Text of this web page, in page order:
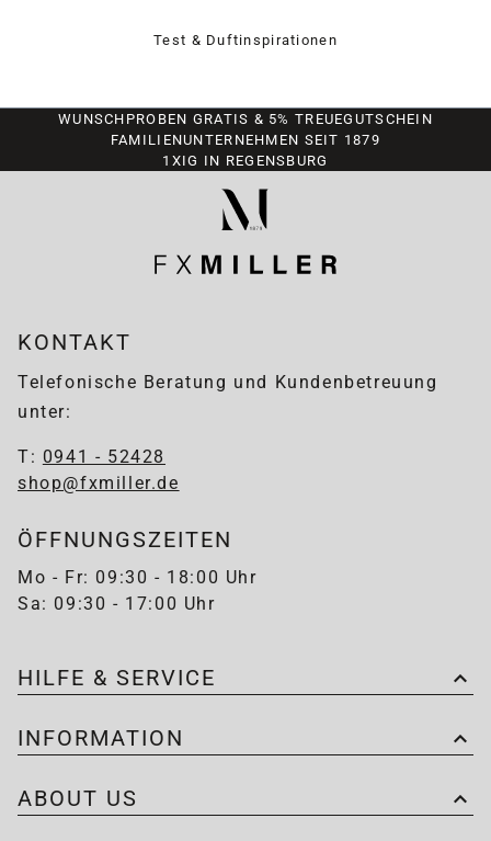
Test & Duftinspirationen
WUNSCHPROBEN GRATIS & 5% TREUEGUTSCHEIN
FAMILIENUNTERNEHMEN SEIT 1879
1XIG IN REGENSBURG
KONTAKT
Telefonische Beratung und Kundenbetreuung
unter:
T: 0941 - 52428
shop@fxmiller.de
ÖFFNUNGSZEITEN
Mo - Fr: 09:30 - 18:00 Uhr
Sa: 09:30 - 17:00 Uhr
HILFE & SERVICE
INFORMATION
ABOUT US